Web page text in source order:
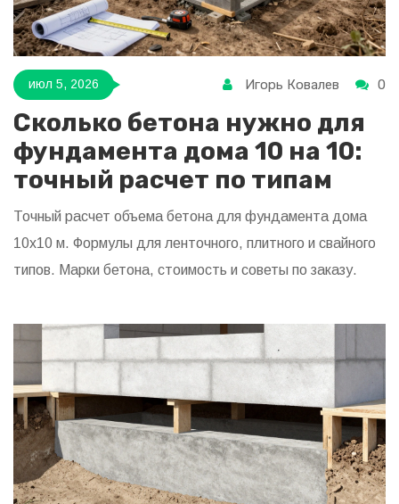
июл 5, 2026 Игорь Ковалев 0
Сколько бетона нужно для
фундамента дома 10 на 10:
точный расчет по типам
Точный расчет объема бетона для фундамента дома
10х10 м. Формулы для ленточного, плитного и свайного
типов. Марки бетона, стоимость и советы по заказу.